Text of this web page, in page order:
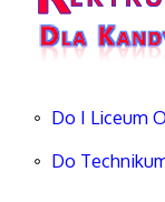
Do I Liceum
Do